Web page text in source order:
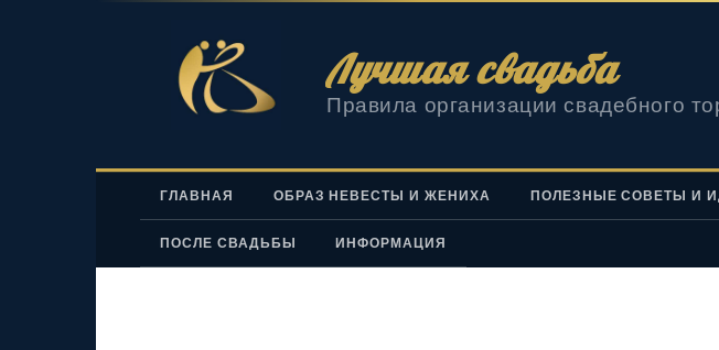
Лучшая свадьба
Правила организации свадебного
ГЛАВНАЯ ОБРАЗ НЕВЕСТЫ И ЖЕНИХА ПОЛЕЗНЫЕ СОВЕТЫ И
ПОСЛЕ СВАДЬБЫ ИНФОРМАЦИЯ